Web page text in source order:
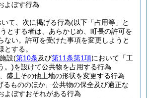
よぼす行為
て、次に掲げる行為(以下「占用等」と
とする者は、あらかじめ、町長の許可を
い。 許可を受けた事項を変更しようと
とする。
設(第10条及び第11条第1項において「工
。)を設けて公共物を占用する行為
盛土その他土地の形状を変更する行為
るもののほか、公共物の保全及び適正な
よぼすおそれがある行為